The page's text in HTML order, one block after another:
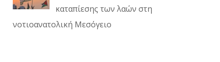
καταπίεσης των λαών στη
νοτιοανατολική Μεσόγειο